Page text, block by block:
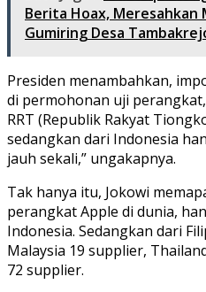
Berita Hoax, Meresahkan
Gumiring Desa
Presiden menambahkan,
di permohonan uji
RRT (Republik Rakyat
sedangkan dari Indonesia
jauh sekali,” ungakapnya.
Tak hanya itu, Jokowi
perangkat Apple di dunia,
Indonesia. Sedangkan dari
Malaysia 19 supplier,
72 supplier.